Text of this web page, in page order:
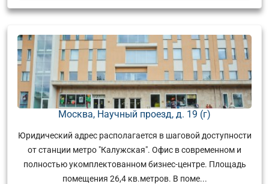
Москва, Научный проезд, д. 19 (г)
Юридический адрес располагается в шаговой доступности
от станции метро "Калужская". Офис в современном и
полностью укомплектованном бизнес-центре. Площадь
помещения 26,4 кв.метров. В поме...